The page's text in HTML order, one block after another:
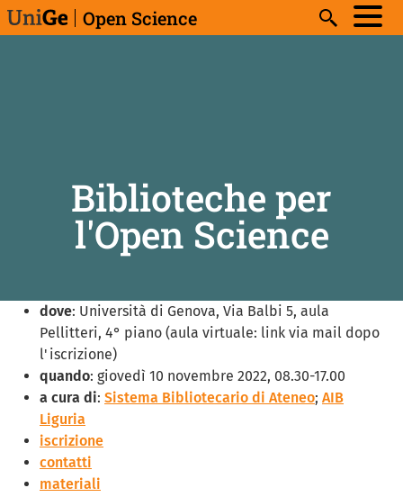
Skip to main contentOpen Science Search
Biblioteche per
l'Open Science
dove: Università di Genova, Via Balbi 5, aula
Pellitteri, 4° piano (aula virtuale: link via mail dopo
l'iscrizione)
quando: giovedì 10 novembre 2022, 08.30-17.00
a cura di: Sistema Bibliotecario di Ateneo; AIB
Liguria
iscrizione
contatti
materiali